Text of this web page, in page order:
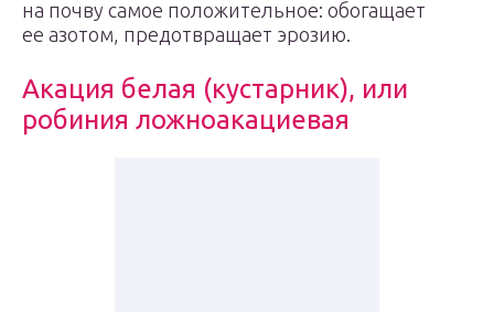
на почву самое положительное: обогащает
ее азотом, предотвращает эрозию.
Акация белая (кустарник), или
робиния ложноакациевая